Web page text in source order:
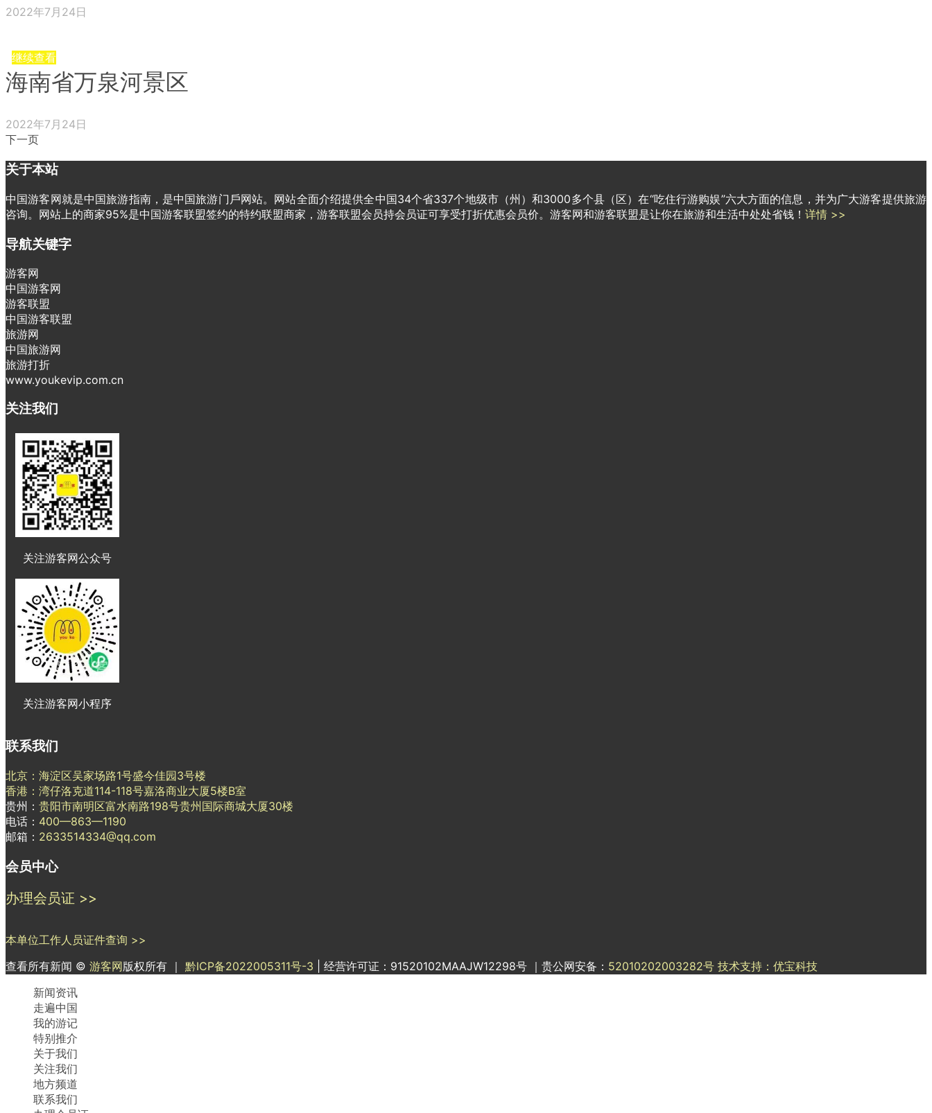
2022年7月24日
继续查看
海南省万泉河景区
2022年7月24日
下一页
关于本站
中国游客网就是中国旅游指南，是中国旅游门戶网站。网站全面介绍提供全中国34个省337个地级市（州）和3000多个县（区）在“吃住行游购娱”六大方面的信息，并为广大游客提供旅游
咨询。网站上的商家95%是中国游客联盟签约的特约联盟商家，游客联盟会员持会员证可享受打折优惠会员价。游客网和游客联盟是让你在旅游和生活中处处省钱！ 详情 >>
导航关键字
游客网
中国游客网
游客联盟
中国游客联盟
旅游网
中国旅游网
旅游打折
www.youkevip.com.cn
关注我们
关注游客网公众号
关注游客网小程序
联系我们
北京：海淀区吴家场路1号盛今佳园3号楼
香港：湾仔洛克道114-118号嘉洛商业大厦5楼B室
贵州： 贵阳市南明区富水南路198号贵州国际商城大厦30楼
电话： 400—863—1190
邮箱： 2633514334@qq.com
会员中心
办理会员证 >>
本单位工作人员证件查询 >>
查看所有新闻 © 游客网版权所有 ｜ 黔ICP备2022005311号-3 | 经营许可证：91520102MAAJW12298号 ｜贵公网安备： 52010202003282号 技术支持：优宝科技
新闻资讯
走遍中国
我的游记
特别推介
关于我们
关注我们
地方频道
联系我们